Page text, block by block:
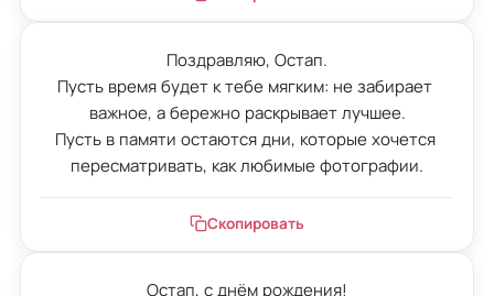
Поздравляю, Остап.
Пусть время будет к тебе мягким: не забирает
важное, а бережно раскрывает лучшее.
Пусть в памяти остаются дни, которые хочется
пересматривать, как любимые фотографии.
Скопировать
Остап, с днём рождения!